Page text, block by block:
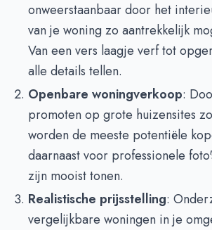
onweerstaanbaar door het
van je woning zo aantrekkelijk
Van een vers laagje verf tot
alle details tellen.
Openbare woningverkoop:
promoten op grote huizensites
worden de meeste potentiële
daarnaast voor professionele
zijn mooist tonen.
Realistische prijsstelling:
vergelijkbare woningen in je